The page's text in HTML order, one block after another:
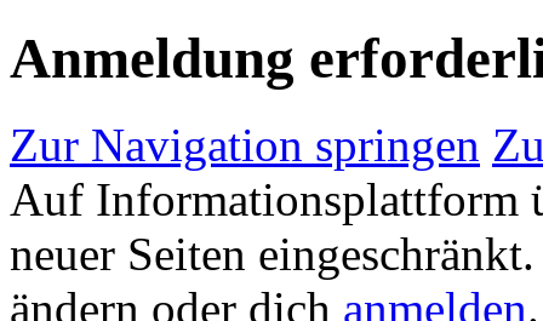
Anmeldung
Zur Navigation springen
Auf Informationsplattform
neuer Seiten
ändern oder dich anmelden.